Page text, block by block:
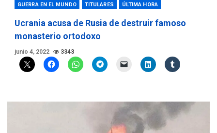
GUERRA EN EL MUNDO TITULARES ÚLTIMA HORA
Ucrania acusa de Rusia de destruir famoso
monasterio ortodoxo
junio 4, 2022 3343